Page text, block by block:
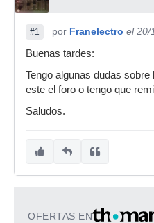
#1 por Franelectro el 20/
Buenas tardes:
Tengo algunas dudas
este el foro o tengo que
Saludos.
OFERTAS EN